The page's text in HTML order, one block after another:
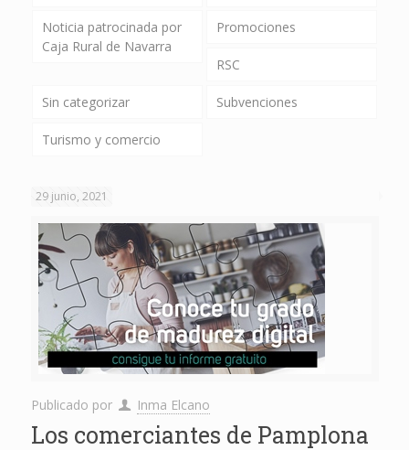
Noticia patrocinada por
Caja Rural de Navarra
Promociones
RSC
Sin categorizar Subvenciones
Turismo y comercio
29 junio, 2021
Publicado por Inma Elcano
Los comerciantes de Pamplona